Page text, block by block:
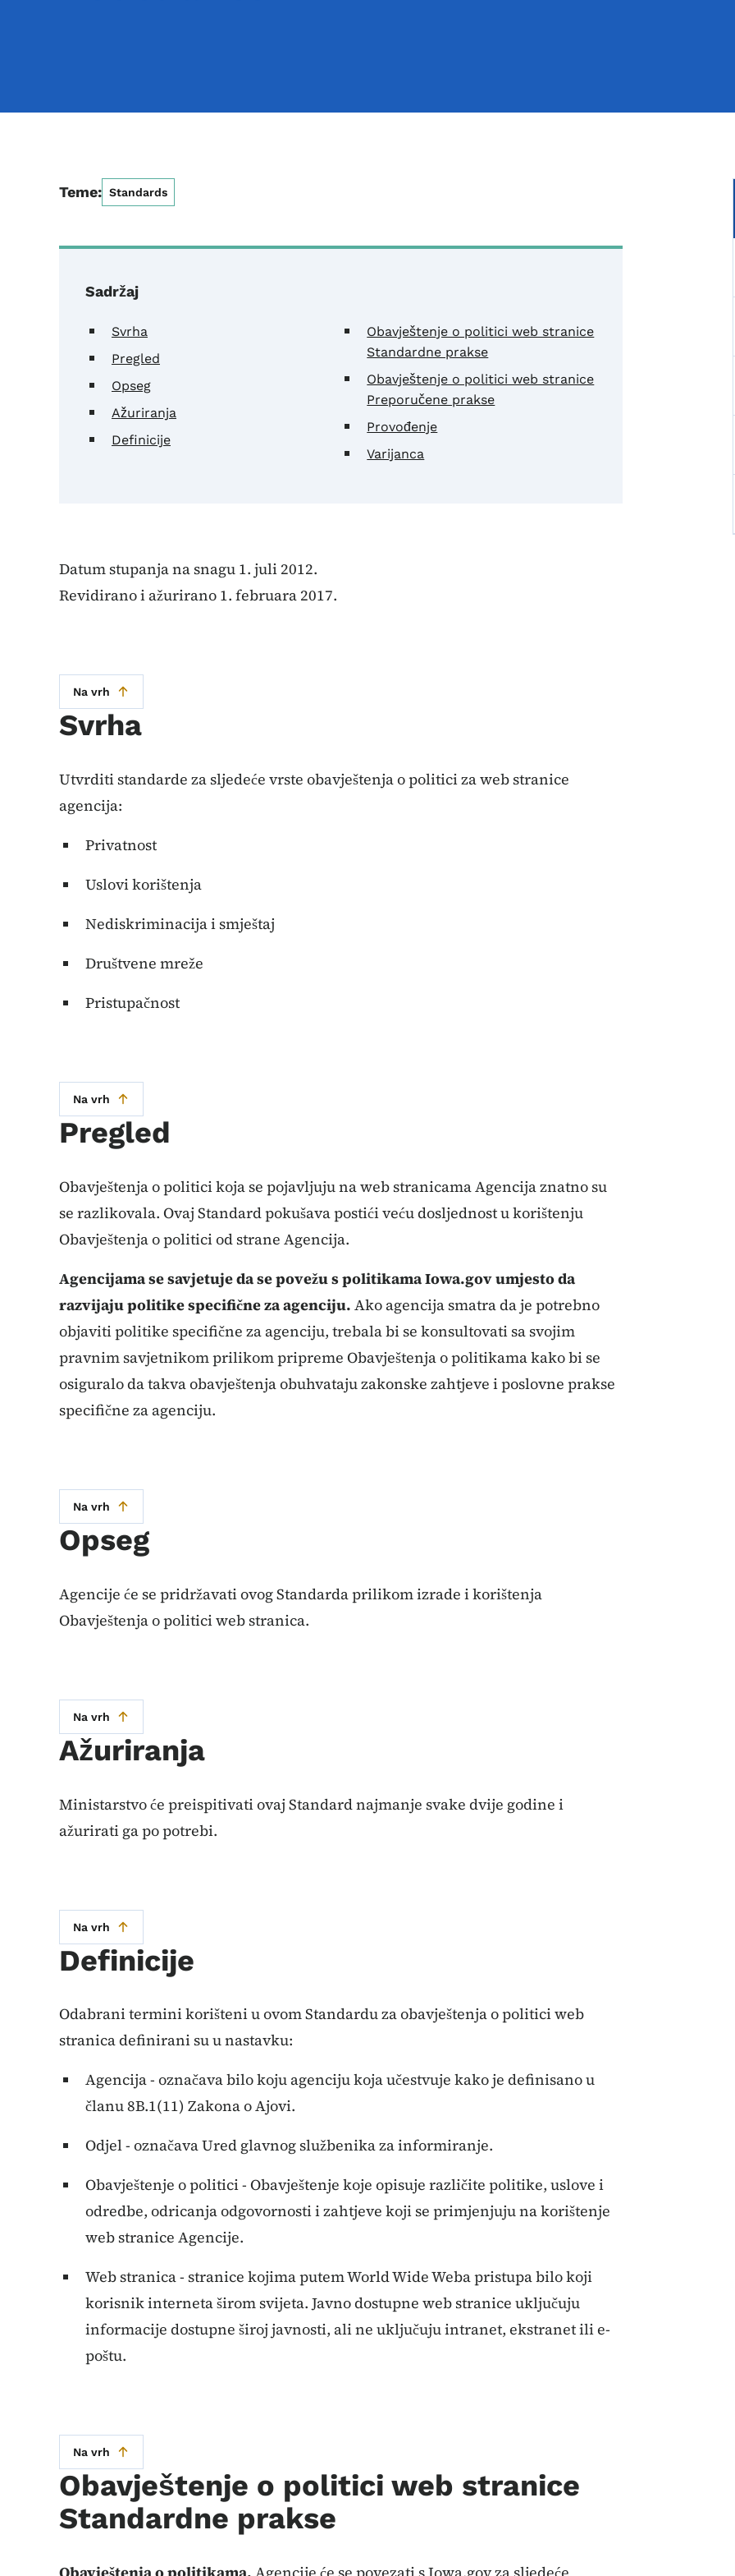
Teme: Standards
Sadržaj
Svrha
Pregled
Opseg
Ažuriranja
Definicije
Obavještenje o politici web stranice
Standardne prakse
Obavještenje o politici web stranice
Preporučene prakse
Provođenje
Varijanca
Datum stupanja na snagu 1. juli 2012.
Revidirano i ažurirano 1. februara 2017.
Na vrh
Svrha
Utvrditi standarde za sljedeće vrste obavještenja o politici za web stranice
agencija:
Privatnost
Uslovi korištenja
Nediskriminacija i smještaj
Društvene mreže
Pristupačnost
Na vrh
Pregled
Obavještenja o politici koja se pojavljuju na web stranicama Agencija znatno su
se razlikovala. Ovaj Standard pokušava postići veću dosljednost u korištenju
Obavještenja o politici od strane Agencija.
Agencijama se savjetuje da se povežu s politikama Iowa.gov umjesto da
razvijaju politike specifične za agenciju. Ako agencija smatra da je potrebno
objaviti politike specifične za agenciju, trebala bi se konsultovati sa svojim
pravnim savjetnikom prilikom pripreme Obavještenja o politikama kako bi se
osiguralo da takva obavještenja obuhvataju zakonske zahtjeve i poslovne prakse
specifične za agenciju.
Na vrh
Opseg
Agencije će se pridržavati ovog Standarda prilikom izrade i korištenja
Obavještenja o politici web stranica.
Na vrh
Ažuriranja
Ministarstvo će preispitivati ​​ovaj Standard najmanje svake dvije godine i
ažurirati ga po potrebi.
Na vrh
Definicije
Odabrani termini korišteni u ovom Standardu za obavještenja o politici web
stranica definirani su u nastavku:
Agencija - označava bilo koju agenciju koja učestvuje kako je definisano u
članu 8B.1(11) Zakona o Ajovi.
Odjel - označava Ured glavnog službenika za informiranje.
Obavještenje o politici - Obavještenje koje opisuje različite politike, uslove i
odredbe, odricanja odgovornosti i zahtjeve koji se primjenjuju na korištenje
web stranice Agencije.
Web stranica - stranice kojima putem World Wide Weba pristupa bilo koji
korisnik interneta širom svijeta. Javno dostupne web stranice uključuju
informacije dostupne široj javnosti, ali ne uključuju intranet, ekstranet ili e-
poštu.
Na vrh
Obavještenje o politici web stranice
Standardne prakse